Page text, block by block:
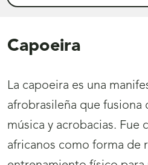
Capoeira
La capoeira es una
afrobrasileña que fusiona
música y acrobacias. Fue
africanos como forma de